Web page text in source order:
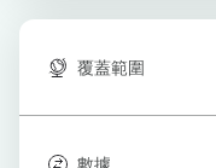
覆蓋範圍
數據